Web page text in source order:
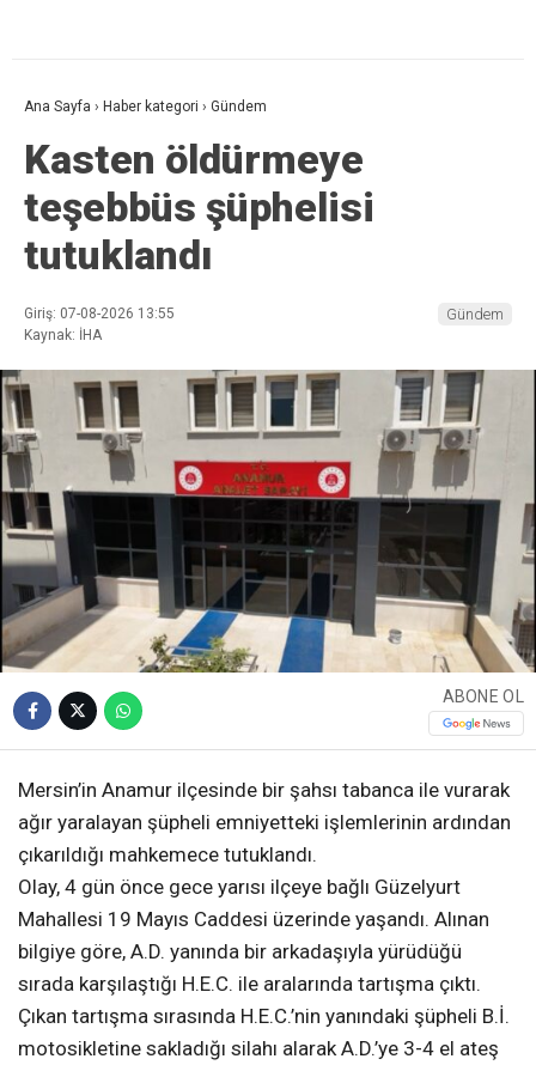
Ana Sayfa › Haber kategori › Gündem
Kasten öldürmeye
teşebbüs şüphelisi
tutuklandı
Giriş: 07-08-2026 13:55
Kaynak: İHA
Gündem
ABONE OL
Mersin’in Anamur ilçesinde bir şahsı tabanca ile vurarak
ağır yaralayan şüpheli emniyetteki işlemlerinin ardından
çıkarıldığı mahkemece tutuklandı.
Olay, 4 gün önce gece yarısı ilçeye bağlı Güzelyurt
Mahallesi 19 Mayıs Caddesi üzerinde yaşandı. Alınan
bilgiye göre, A.D. yanında bir arkadaşıyla yürüdüğü
sırada karşılaştığı H.E.C. ile aralarında tartışma çıktı.
Çıkan tartışma sırasında H.E.C.’nin yanındaki şüpheli B.İ.
motosikletine sakladığı silahı alarak A.D.’ye 3-4 el ateş